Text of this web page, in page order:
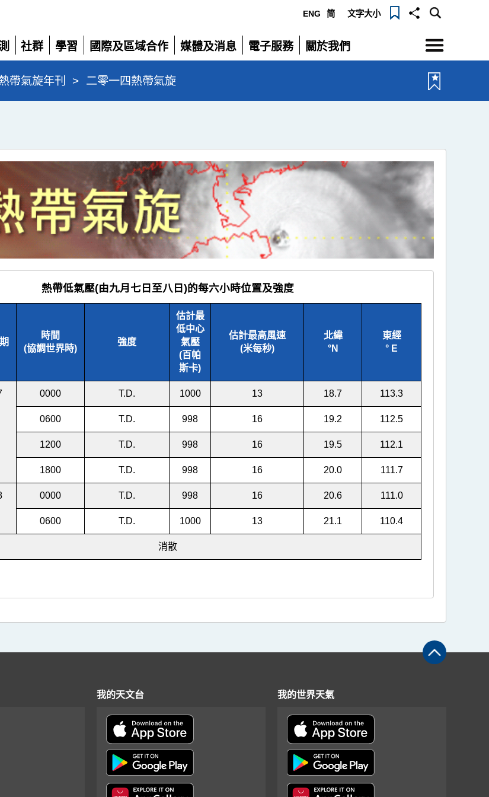
ENG 简 文字大小
社群
展
開
學習
展
開
國際及區域合作
展
開
媒體及消息
展
電子服務
展
關於我們
展
選
單
帶氣旋年刊 > 二零一四熱帶氣旋
熱帶低氣壓(由九月七日至八日)的每六小時位置及強度
時間
(協調世界時)
強度
估計最
低中心
氣壓
(百帕
斯卡)
估計最高風速
(米每秒)
北緯
°N
東經
° E
0000 T.D. 1000 13 18.7 113.3
0600 T.D. 998 16 19.2 112.5
1200 T.D. 998 16 19.5 112.1
1800 T.D. 998 16 20.0 111.7
0000 T.D. 998 16 20.6 111.0
0600 T.D. 1000 13 21.1 110.4
消散
我的天文台 我的世界天氣